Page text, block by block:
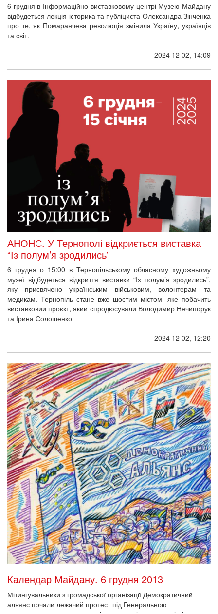
6 грудня в Інформаційно-виставковому центрі Музею Майдану
відбудеться лекція історика та публіциста Олександра Зінченка
про те, як Помаранчева революція змінила Україну, українців
та світ.
2024 12 02, 14:09
АНОНС. У Тернополі відкриється виставка
“Із полум’я зродились”
6 грудня о 15:00 в Тернопільському обласному художньому
музеї відбудеться відкриття виставки “Із полум’я зродились”,
яку присвячено українським військовим, волонтерам та
медикам. Тернопіль стане вже шостим містом, яке побачить
виставковий проєкт, який спродюсували Володимир Нечипорук
та Ірина Солошенко.
2024 12 02, 12:20
Календар Майдану. 6 грудня 2013
Мітингувальники з громадської організації Демократичний
альянс почали лежачий протест під Генеральною